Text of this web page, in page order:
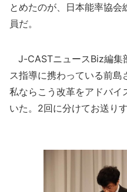
とめたのが、日本能率協
員だ。
J-CASTニュースBiz編集
ス指導に携わっている前島
私ならこう改革をアドバイ
いた。2回に分けてお送りす